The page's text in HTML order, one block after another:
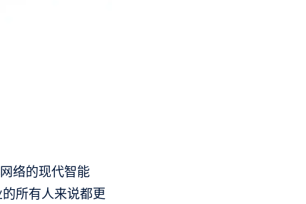
络的现代智能
所有人来说都更